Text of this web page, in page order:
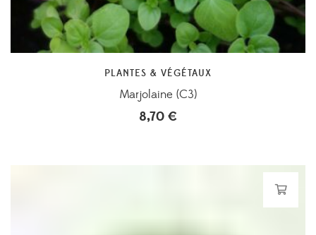
PLANTES & VÉGÉTAUX
Marjolaine (C3)
8,70 €